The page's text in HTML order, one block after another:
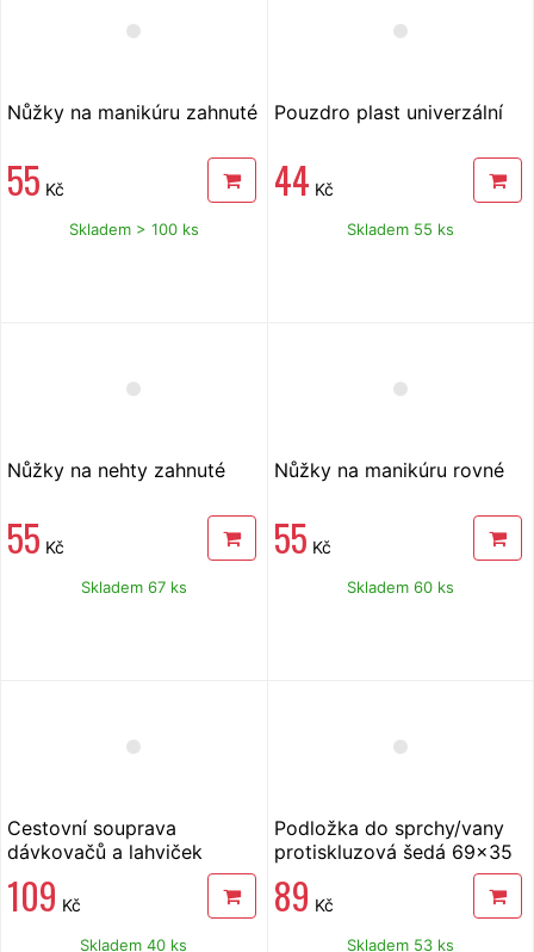
Nůžky na manikúru zahnuté
55 Kč
Skladem > 100 ks
Pouzdro plast univerzální
44 Kč
Skladem 55 ks
Nůžky na nehty zahnuté
55 Kč
Skladem 67 ks
Nůžky na manikúru rovné
55 Kč
Skladem 60 ks
Cestovní souprava
dávkovačů a lahviček
109 Kč
Skladem 40 ks
Podložka do sprchy/vany
protiskluzová šedá 69x35
89 Kč
Skladem 53 ks